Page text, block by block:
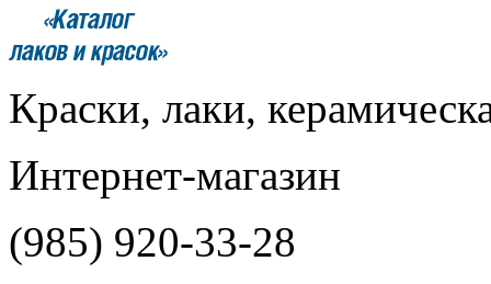
Краски, лаки,
Интернет-магазин
(985) 920-33-28